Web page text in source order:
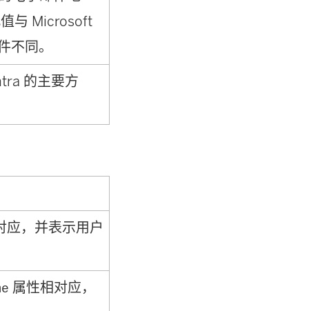
与 Microsoft
不同。
的主要方
应，并表示用户
属性相对应，